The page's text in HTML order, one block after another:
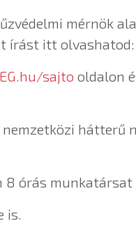
mérnök
írást itt olvashatod:
sajto oldalon
hátterű
8 órás munkatársat
is.